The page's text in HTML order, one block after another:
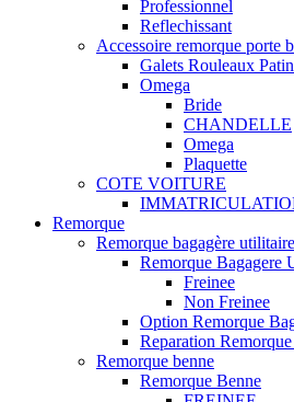
Professionnel
Reflechissant
Accessoire remorque porte
Galets Rouleaux
Omega
Bride
CHANDELLE
Omega
Plaquette
COTE VOITURE
Remorque
Remorque bagagère utilitaire
Remorque Bagagere
Freinee
Non Freinee
Option Remorque
Reparation
Remorque benne
Remorque Benne